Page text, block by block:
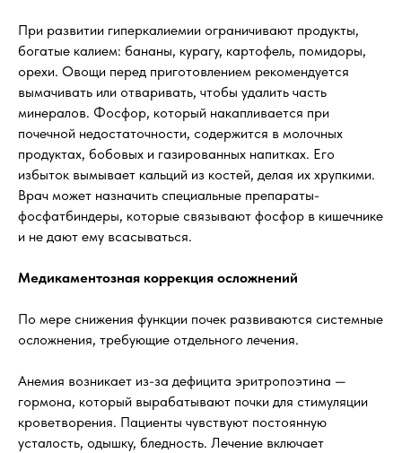
При развитии гиперкалиемии ограничивают продукты,
богатые калием: бананы, курагу, картофель, помидоры,
орехи. Овощи перед приготовлением рекомендуется
вымачивать или отваривать, чтобы удалить часть
минералов. Фосфор, который накапливается при
почечной недостаточности, содержится в молочных
продуктах, бобовых и газированных напитках. Его
избыток вымывает кальций из костей, делая их хрупкими.
Врач может назначить специальные препараты-
фосфатбиндеры, которые связывают фосфор в кишечнике
и не дают ему всасываться.
Медикаментозная коррекция осложнений
По мере снижения функции почек развиваются системные
осложнения, требующие отдельного лечения.
Анемия возникает из-за дефицита эритропоэтина —
гормона, который вырабатывают почки для стимуляции
кроветворения. Пациенты чувствуют постоянную
усталость, одышку, бледность. Лечение включает